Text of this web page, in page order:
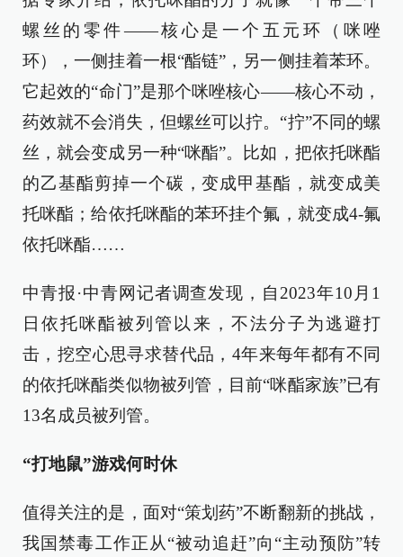
螺丝的零件——核心是一个五元环（咪唑
环），一侧挂着一根“酯链”，另一侧挂着苯环。
它起效的“命门”是那个咪唑核心——核心不动，
药效就不会消失，但螺丝可以拧。“拧”不同的螺
丝，就会变成另一种“咪酯”。比如，把依托咪酯
的乙基酯剪掉一个碳，变成甲基酯，就变成美
托咪酯；给依托咪酯的苯环挂个氟，就变成4-氟
依托咪酯……
中青报·中青网记者调查发现，自2023年10月1
日依托咪酯被列管以来，不法分子为逃避打
击，挖空心思寻求替代品，4年来每年都有不同
的依托咪酯类似物被列管，目前“咪酯家族”已有
13名成员被列管。
“打地鼠”游戏何时休
值得关注的是，面对“策划药”不断翻新的挑战，
我国禁毒工作正从“被动追赶”向“主动预防”转